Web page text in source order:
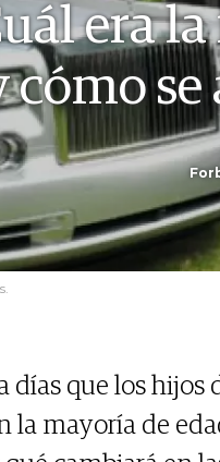
era
cómo
que los hijos
la mayoría de